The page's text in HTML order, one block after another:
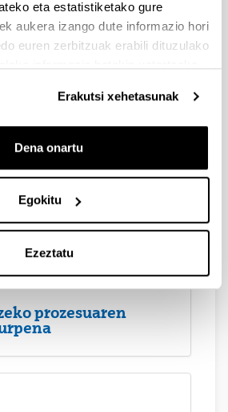
eta estatistiketako gure
aukera izango dute informazio hori
euren zerbitzuak erabili dituzulako
Erakutsi xehetasunak
Dena onartu
Egokitu
Ezeztatu
egiteko galdeketa
prozesuaren